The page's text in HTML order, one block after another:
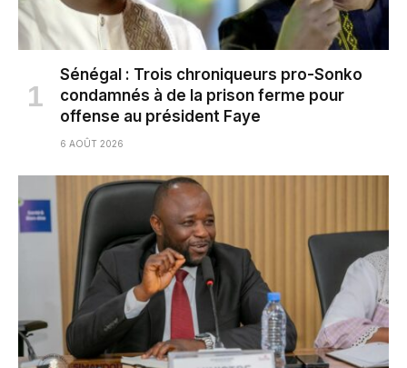
Sénégal : Trois chroniqueurs pro-Sonko
condamnés à de la prison ferme pour
offense au président Faye
6 AOÛT 2026